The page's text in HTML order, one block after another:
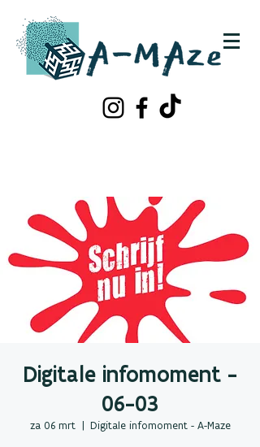
Digitale infomoment -
06-03
za 06 mrt
  |
Digitale infomoment - A-Maze